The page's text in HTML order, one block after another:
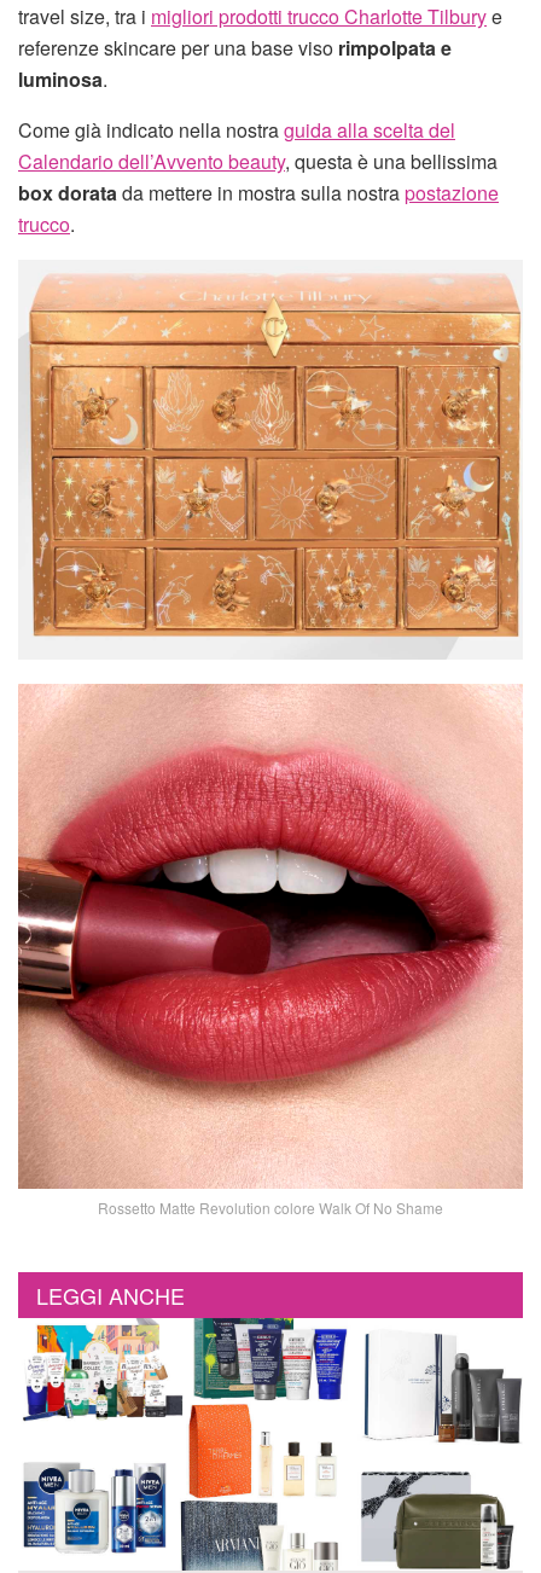
travel size, tra i migliori prodotti trucco Charlotte Tilburye
referenze skincare per una base viso rimpolpata e
luminosa.
Come già indicato nella nostraguida alla scelta del
Calendario dell’Avvento beauty, questa è una bellissima
box doratada mettere in mostra sulla nostrapostazione
trucco.
Rossetto Matte Revolution colore Walk Of No Shame
LEGGI ANCHE